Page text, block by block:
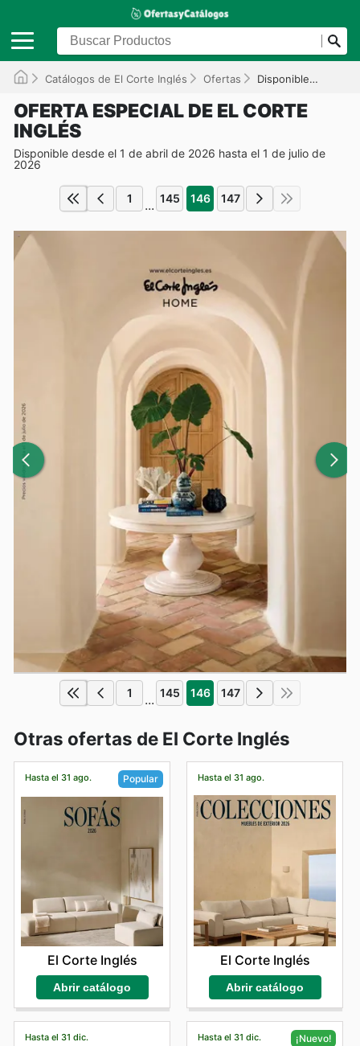
Catálogos de El Corte Inglés Ofertas Disponible hasta el 01/07/2026
OFERTA ESPECIAL DE EL CORTE
INGLÉS
Disponible desde el 1 de abril de 2026 hasta el 1 de julio de
2026
1 ... 145 146 147
1 ... 145 146 147
Otras ofertas de El Corte Inglés
Hasta el 31 ago. Popular
El Corte Inglés
Abrir catálogo
Hasta el 31 ago.
El Corte Inglés
Abrir catálogo
Hasta el 31 dic. Hasta el 31 dic. ¡Nuevo!